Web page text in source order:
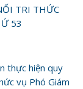
TRI THỨC
53
thực hiện quy
vụ Phó Giám